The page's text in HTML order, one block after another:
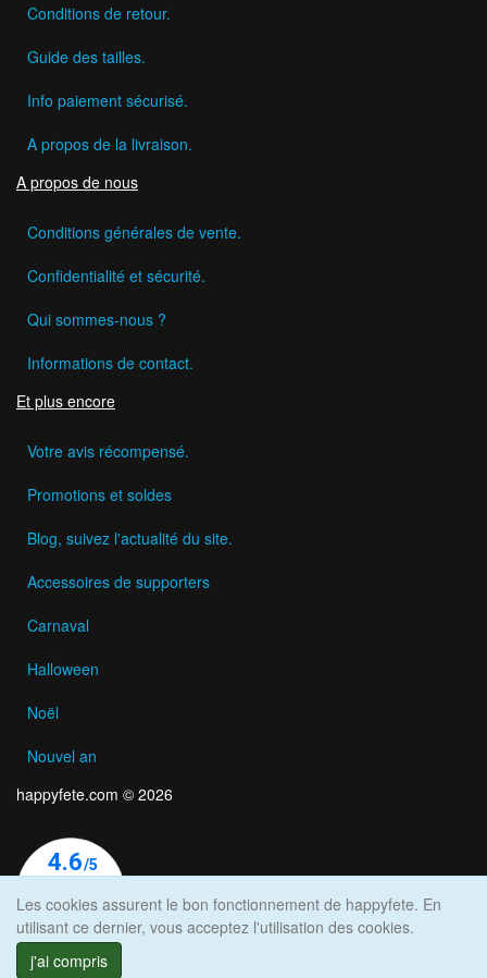
Conditions de retour.
Guide des tailles.
Info paiement sécurisé.
A propos de la livraison.
A propos de nous
Conditions générales de vente.
Confidentialité et sécurité.
Qui sommes-nous ?
Informations de contact.
Et plus encore
Votre avis récompensé.
Promotions et soldes
Blog, suivez l'actualité du site.
Accessoires de supporters
Carnaval
Halloween
Noël
Nouvel an
happyfete.com © 2026
Les cookies assurent le bon fonctionnement de happyfete. En
utilisant ce dernier, vous acceptez l'utilisation des cookies.
j'ai compris